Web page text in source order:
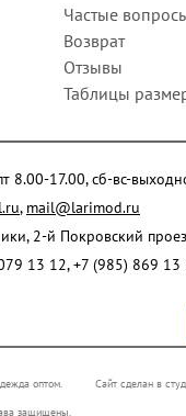
Частые
Возврат
Отзывы
Таблицы
8.00-17.00, сб-вс-
, mail@larimod.ru
2-й Покровский
13 12, +7 (985) 869 13
Сайт сделан в
оптом.
защищены.